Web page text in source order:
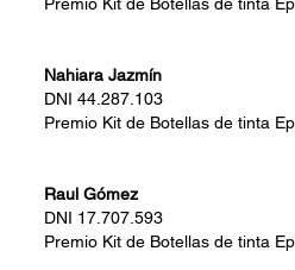
Nahiara Jazmín
DNI 44.287.103
Premio Kit de Botellas de tinta
Raul Gómez
DNI 17.707.593
Premio Kit de Botellas de tinta